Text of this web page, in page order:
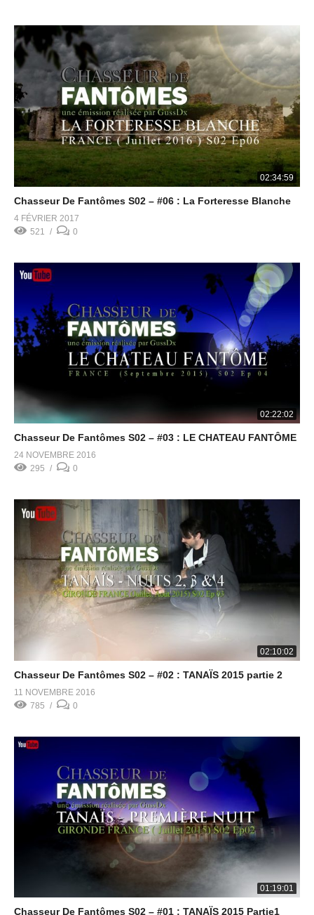
02:34:59
Chasseur De Fantômes S02 – #06 : La Forteresse Blanche
4 FÉVRIER 2017
521
0
02:22:02
Chasseur De Fantômes S02 – #03 : LE CHATEAU FANTÔME
24 NOVEMBRE 2016
295
0
02:10:02
Chasseur De Fantômes S02 – #02 : TANAÏS 2015 partie 2
11 NOVEMBRE 2016
785
0
01:19:01
Chasseur De Fantômes S02 – #01 : TANAÏS 2015 Partie1